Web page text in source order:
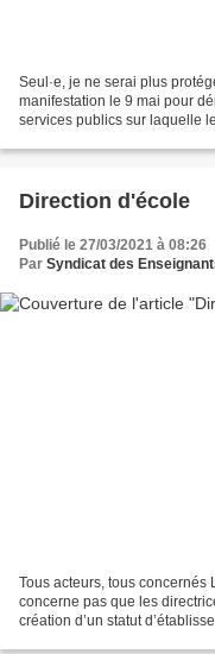
Seul·e, je ne serai plus
manifestation le 9 mai pour
services publics sur laquelle
Direction d'école
Publié le 27/03/2021 à 08:26
Par Syndicat des
Tous acteurs, tous concernés
concerne pas que les
création d’un statut